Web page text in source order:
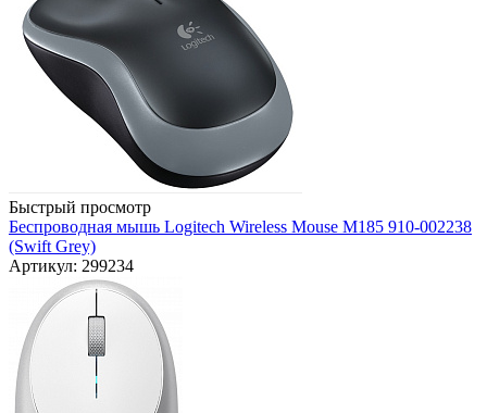
Быстрый просмотр
Беспроводная мышь Logitech Wireless Mouse M185 910-002238
(Swift Grey)
Артикул: 299234